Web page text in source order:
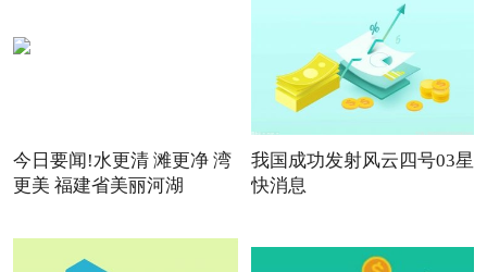
今日要闻!水更清 滩更净 湾
更美 福建省美丽河湖
我国成功发射风云四号03星
快消息